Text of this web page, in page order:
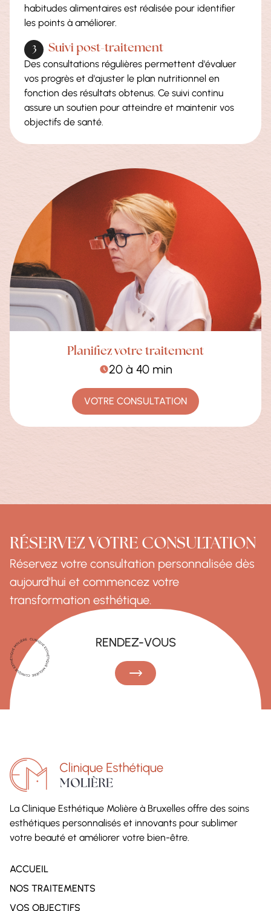
habitudes alimentaires est réalisée pour identifier
les points à améliorer.
Suivi post-traitement
Des consultations régulières permettent d'évaluer
vos progrès et d'ajuster le plan nutritionnel en
fonction des résultats obtenus. Ce suivi continu
assure un soutien pour atteindre et maintenir vos
objectifs de santé.
Planifiez votre traitement
20 à 40 min
VOTRE CONSULTATION
RÉSERVEZ VOTRE CONSULTATION
Réservez votre consultation personnalisée dès
aujourd'hui et commencez votre
transformation esthétique.
RENDEZ-VOUS
La Clinique Esthétique Molière à Bruxelles offre des soins
esthétiques personnalisés et innovants pour sublimer
votre beauté et améliorer votre bien-être.
ACCUEIL
NOS TRAITEMENTS
VOS OBJECTIFS